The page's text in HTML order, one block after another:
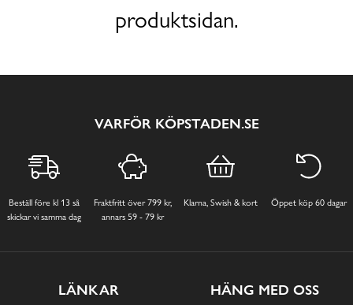
produktsidan.
VARFÖR KÖPSTADEN.SE
Beställ före kl 13 så
skickar vi samma dag
Fraktfritt över 799 kr,
annars 59 - 79 kr
Klarna, Swish & kort Öppet köp 60 dagar
LÄNKAR HÄNG MED OSS